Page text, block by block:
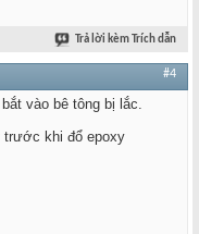
Trả lời kèm Trích dẫn
#4
vào bê tông bị lắc.
trước khi đổ epoxy